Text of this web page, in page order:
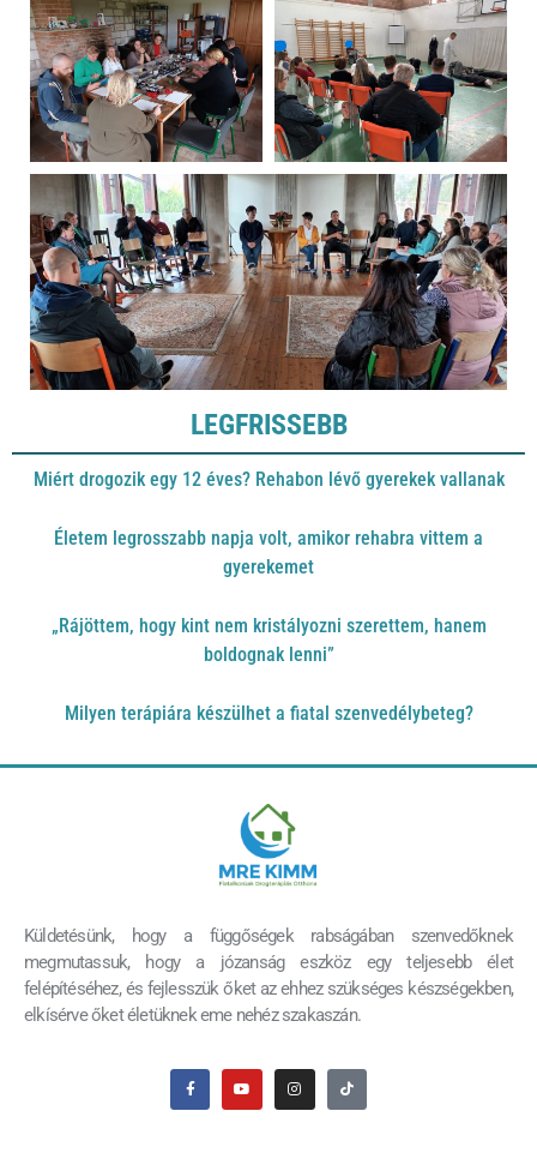
LEGFRISSEBB
Miért drogozik egy 12 éves? Rehabon lévő gyerekek vallanak
Életem legrosszabb napja volt, amikor rehabra vittem a
gyerekemet
„Rájöttem, hogy kint nem kristályozni szerettem, hanem
boldognak lenni”
Milyen terápiára készülhet a fiatal szenvedélybeteg?
Küldetésünk, hogy a függőségek rabságában szenvedőknek
megmutassuk, hogy a józanság eszköz egy teljesebb élet
felépítéséhez, és fejlesszük őket az ehhez szükséges készségekben,
elkísérve őket életüknek eme nehéz szakaszán.